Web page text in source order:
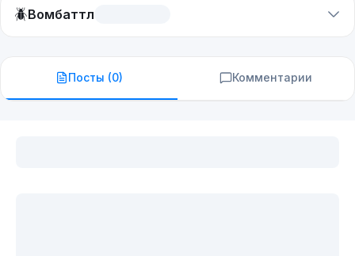
🪲Вомбаттл
Посты (0) Комментарии